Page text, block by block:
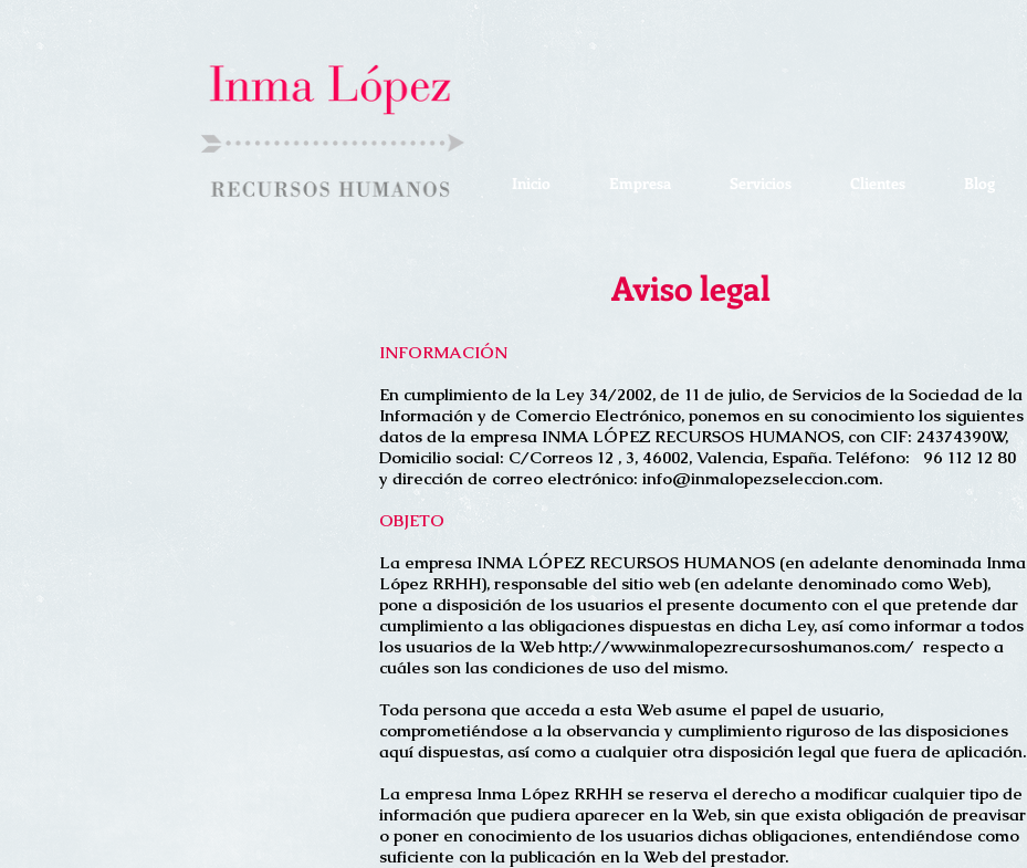
Inicio Empresa Servicios Clientes Blog
Aviso legal
INFORMACIÓN
En cumplimiento de la Ley 34/2002, de 11 de julio, de Servicios de la Sociedad de la
Información y de Comercio Electrónico, ponemos en su conocimiento los siguientes
datos de la empresa INMA LÓPEZ RECURSOS HUMANOS, con CIF: 24374390W,
Domicilio social: C/Correos 12 , 3, 46002, Valencia, España. Teléfono: 96 112 12 80
y dirección de correo electrónico: info@inmalopezseleccion.com.
OBJETO
La empresa INMA LÓPEZ RECURSOS HUMANOS (en adelante denominada Inma
López RRHH), responsable del sitio web (en adelante denominado como Web),
pone a disposición de los usuarios el presente documento con el que pretende dar
cumplimiento a las obligaciones dispuestas en dicha Ley, así como informar a todos
los usuarios de la Webhttp://www.inmalopezrecursoshumanos.com/ respecto a
cuáles son las condiciones de uso del mismo.
Toda persona que acceda a esta Web asume el papel de usuario,
comprometiéndose a la observancia y cumplimiento riguroso de las disposiciones
aquí dispuestas, así como a cualquier otra disposición legal que fuera de aplicación.
La empresa Inma López RRHH se reserva el derecho a modificar cualquier tipo de
información que pudiera aparecer en la Web, sin que exista obligación de preavisar
o poner en conocimiento de los usuarios dichas obligaciones, entendiéndose como
suficiente con la publicación en la Web del prestador.